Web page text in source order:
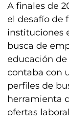
A finales de
el desafío de
instituciones
busca de
educación
contaba con
perfiles de
herramienta
ofertas